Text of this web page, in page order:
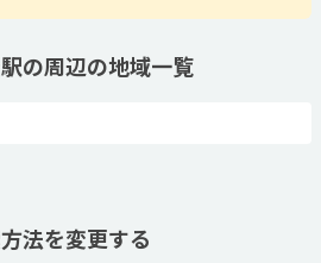
の周辺の地域一覧
法を変更する